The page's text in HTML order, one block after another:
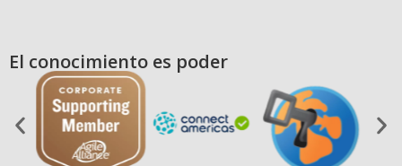
El conocimiento es poder